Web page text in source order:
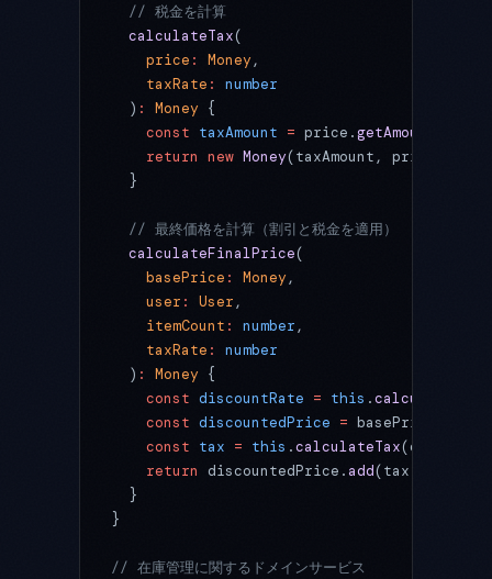
  // 税金を計算
  calculateTax
(
    price
: Money ,
    taxRate
:
number
  )
: Money {
    const
taxAmount = price.getAmount
    return
new Money(taxAmount, price.
  }
  // 最終価格を計算（割引と税金を適用）
  calculateFinalPrice
(
    basePrice
: Money,
    user
: User ,
    itemCount
: number ,
    taxRate
:
number
  )
: Money {
    const
discountRate = this .
    const
discountedPrice = basePrice.
    const
tax = this .calculateTax
    return
discountedPrice. add(tax);
  }
}
// 在庫管理に関するドメインサービス